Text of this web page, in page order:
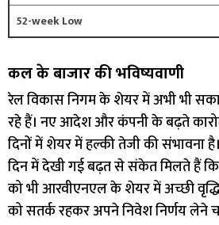
52-week Low
कल के बाजार की भविष्यवाणी
रेल विकास निगम के शेयर में अभी भी
रहे हैं। नए आदेश और कंपनी के बढ़ते
दिनों में शेयर में हल्की तेजी की संभावना
दिन में देखी गई बढ़त से संकेत मिलते हैं कि
को भी आरवीएनएल के शेयर में अच्छी
को सतर्क रहकर अपने निवेश निर्णय लेने